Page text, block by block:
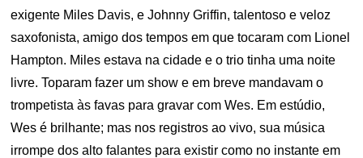
exigente Miles Davis, e Johnny Griffin, talentoso e veloz
saxofonista, amigo dos tempos em que tocaram com Lionel
Hampton. Miles estava na cidade e o trio tinha uma noite
livre. Toparam fazer um show e em breve mandavam o
trompetista às favas para gravar com Wes. Em estúdio,
Wes é brilhante; mas nos registros ao vivo, sua música
irrompe dos alto falantes para existir como no instante em